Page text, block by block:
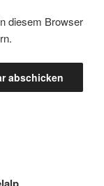
diesem Browser